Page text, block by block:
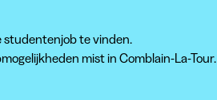
studentenjob te vinden.
mist in Comblain-La-Tour.